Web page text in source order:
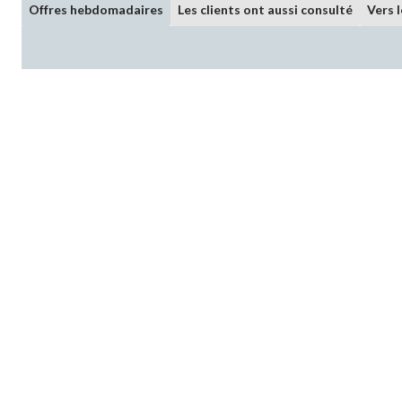
Offres hebdomadaires Les clients ont aussi consulté Vers